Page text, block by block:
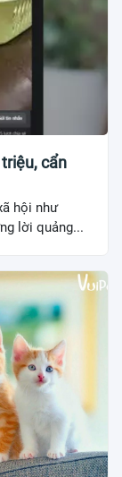
cẩn
hội như
lời quảng...